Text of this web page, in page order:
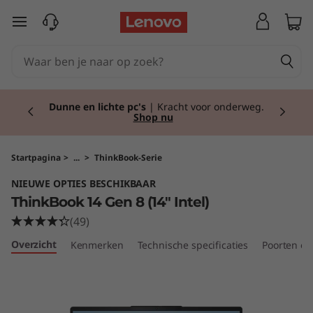
T
B
o
o
k
Ga naar de hoofdinhoud
Dunne en lichte pc's | Kracht voor onderweg.
Shop nu
Startpagina > ... > ThinkBook-Serie
NIEUWE OPTIES BESCHIKBAAR
ThinkBook 14 Gen 8 (14" Intel)
(49)
Overzicht Kenmerken Technische specificaties Poorten